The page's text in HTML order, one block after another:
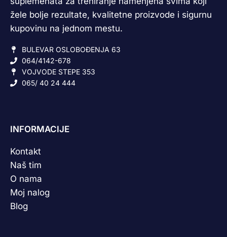
žele bolje rezultate, kvalitetne proizvode i sigurnu
kupovinu na jednom mestu.
BULEVAR OSLOBOĐENJA 63
064/4142-678
VOJVODE STEPE 353
065/ 40 24 444
INFORMACIJE
Kontakt
Naš tim
O nama
Moj nalog
Blog